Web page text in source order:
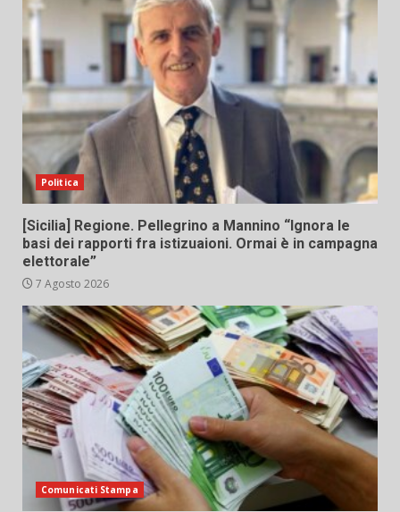
Politica
[Sicilia] Regione. Pellegrino a Mannino “Ignora le
basi dei rapporti fra istizuaioni. Ormai è in campagna
elettorale”
7 Agosto 2026
Comunicati Stampa